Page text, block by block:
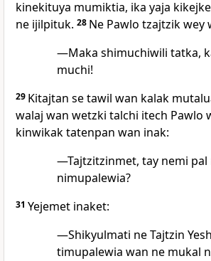
kinekituya mumiktia, ika yaja
ne ijilpituk. 28 Ne Pawlo tzajtzik wey
—Maka shimuchiwili tatka,
muchi!
29 Kitajtan se tawil wan kalak
walaj wan wetzki talchi itech Pawlo
kinwikak tatenpan wan inak:
—Tajtzitzinmet, tay nemi pal
nimupalewia?
31 Yejemet inaket:
—Shikyulmati ne Tajtzin
timupalewia wan ne mukal